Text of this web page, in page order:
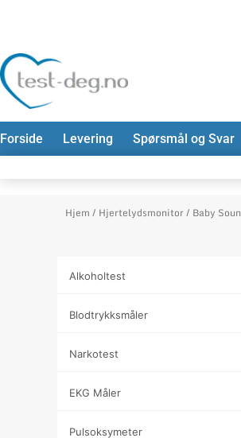
Hopp
rett
til
Forside Levering Spørsmål og Svar
Hjem / Hjertelydsmonitor/ Baby
Alkoholtest
Blodtrykksmåler
Narkotest
EKG Måler
Pulsoksymeter